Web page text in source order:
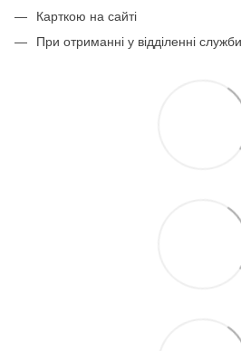
Карткою на сайті
При отриманні у відділенні